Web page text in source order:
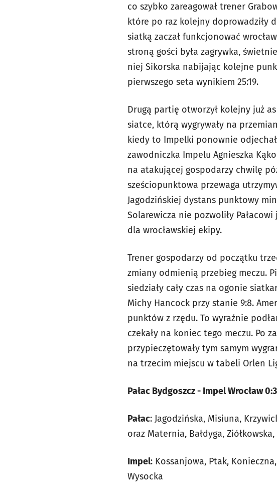
co szybko zareagował trener
które po raz kolejny doprowadziły
siatką zaczał funkcjonować
stroną gości była zagrywka,
niej Sikorska nabijając kolejne
pierwszego seta wynikiem 25:19.
Drugą partię otworzył kolejny już
siatce, którą wygrywały na
kiedy to Impelki ponownie
zawodniczka Impelu Agnieszka
na atakującej gospodarzy chwilę
sześciopunktowa przewaga
Jagodzińskiej dystans punktowy
Solarewicza nie pozwoliły
dla wrocławskiej ekipy.
Trener gospodarzy od początku
zmiany odmienią przebieg meczu.
siedziały cały czas na ogonie
Michy Hancock przy stanie 9:8.
punktów z rzędu. To wyraźnie
czekały na koniec tego meczu. Po
przypieczętowały tym samym
na trzecim miejscu w tabeli Orlen
Pałac Bydgoszcz - Impel Wrocław
Pałac: Jagodzińska, Misiuna,
oraz Maternia, Bałdyga,
Impel: Kossanjowa, Ptak,
Wysocka